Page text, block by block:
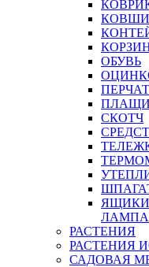
КОВШИ
ОБУВЬ
СКОТЧ
ЯЩИКИ
ЛАМПА
РАСТЕНИЯ
РАСТЕНИЯ
САДОВАЯ